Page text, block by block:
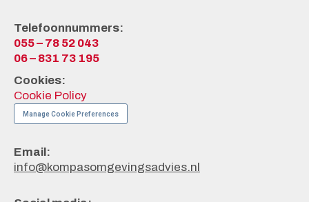
Telefoonnummers:
055 – 78 52 043
06 – 831 73 195
Cookies:
Cookie Policy
Manage Cookie Preferences
Email:
info@kompasomgevingsadvies.nl